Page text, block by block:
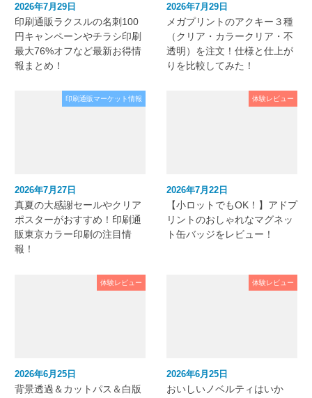
2026年7月29日
印刷通販ラクスルの名刺100
円キャンペーンやチラシ印刷
最大76%オフなど最新お得情
報まとめ！
2026年7月29日
メガプリントのアクキー３種
（クリア・カラークリア・不
透明）を注文！仕様と仕上が
りを比較してみた！
印刷通販マーケット情報
2026年7月27日
真夏の大感謝セールやクリア
ポスターがおすすめ！印刷通
販東京カラー印刷の注目情
報！
体験レビュー
2026年7月22日
【小ロットでもOK！】アドプ
リントのおしゃれなマグネッ
ト缶バッジをレビュー！
体験レビュー
2026年6月25日
背景透過＆カットパス＆白版
体験レビュー
2026年6月25日
おいしいノベルティはいか